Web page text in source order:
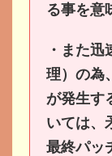
る事を意
・また
理）の為
が発生す
いては、
最終パッ